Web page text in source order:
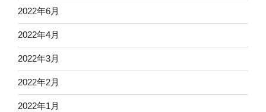
2022年6月
2022年4月
2022年3月
2022年2月
2022年1月